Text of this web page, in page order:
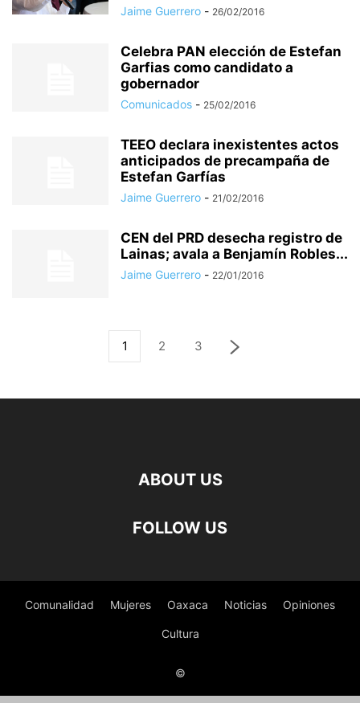
Jaime Guerrero - 26/02/2016
Celebra PAN elección de Estefan
Garfias como candidato a
gobernador
Comunicados - 25/02/2016
TEEO declara inexistentes actos
anticipados de precampaña de
Estefan Garfías
Jaime Guerrero - 21/02/2016
CEN del PRD desecha registro de
Lainas; avala a Benjamín Robles...
Jaime Guerrero - 22/01/2016
1 2 3
ABOUT US
FOLLOW US
Comunalidad Mujeres Oaxaca Noticias Opiniones
Cultura
©